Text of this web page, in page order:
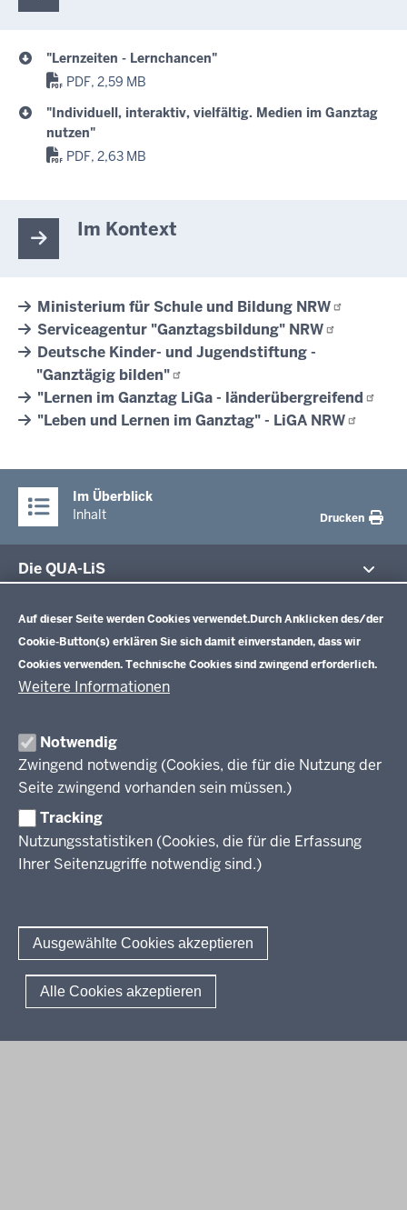
Auf dieser Seite werden Cookies verwendet.Durch Anklicken des/der
Cookie-Button(s) erklären Sie sich damit einverstanden, dass wir
Cookies verwenden. Technische Cookies sind zwingend erforderlich.
Weitere Informationen
Notwendig
Zwingend notwendig (Cookies, die für die Nutzung der
Seite zwingend vorhanden sein müssen.)
Tracking
Nutzungsstatistiken (Cookies, die für die Erfassung
Ihrer Seitenzugriffe notwendig sind.)
Ausgewählte Cookies akzeptieren
Alle Cookies akzeptieren
"Lernzeiten - Lernchancen"
PDF, 2,59 MB
"Individuell, interaktiv, vielfältig. Medien im Ganztag
nutzen"
PDF, 2,63 MB
Im Kontext
Ministerium für Schule und Bildung NRW
Serviceagentur "Ganztagsbildung" NRW
Deutsche Kinder- und Jugendstiftung -
"Ganztägig bilden"
"Lernen im Ganztag LiGa - länderübergreifend
"Leben und Lernen im Ganztag" - LiGA NRW
Im Überblick
Inhalt
Drucken
Die QUA-LiS
Leitbild
Stellenangebote
Über uns
Schulentwicklung NRW
Schulentwicklung
Unterricht
Professionalisierung
Standardsicherung NRW
Berufsbildung NRW
Erwachsenenbildung
Wir über uns
Berichtswesen Weiterbildung
ElternMitWirkung NRW
KI:EB
Amtsblattabonnieren
© 2026 QUA-LiS
Fußzeile
Impressum Datenschutzerklärung